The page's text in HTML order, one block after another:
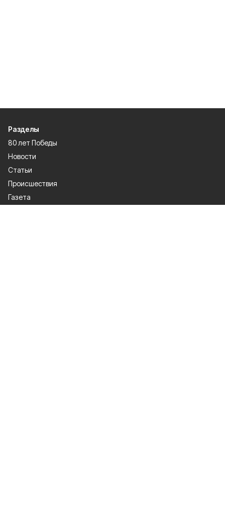
Разделы
80 лет Победы
Новости
Статьи
Происшествия
Газета